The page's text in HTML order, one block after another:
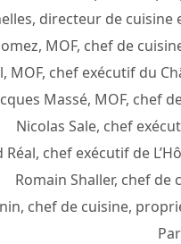
directeur de
MOF, chef de
MOF, chef exécutif du
Massé, MOF, chef
Nicolas Sale, chef
Réal, chef exécutif de
Romain Shaller, chef de
chef de cuisine,